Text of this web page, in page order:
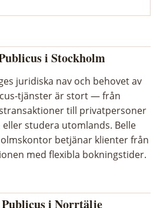
i Stockholm
juridiska nav och behovet av
tjänster är stort — från
till privatpersoner
studera utomlands. Belle
betjänar klienter från
med flexibla bokningstider.
i Norrtälje